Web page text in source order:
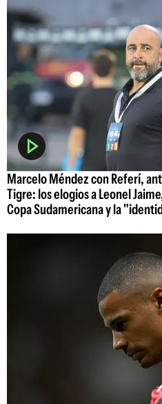
Marcelo Méndez con Referí,
Tigre: los elogios a Leonel
Copa Sudamericana y la